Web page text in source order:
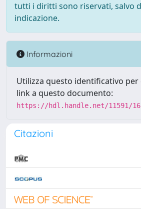
tutti i diritti sono riservati, salvo
indicazione.
Informazioni
Utilizza questo identificativo
link a questo documento:
https://hdl.handle.net/11591/
Citazioni